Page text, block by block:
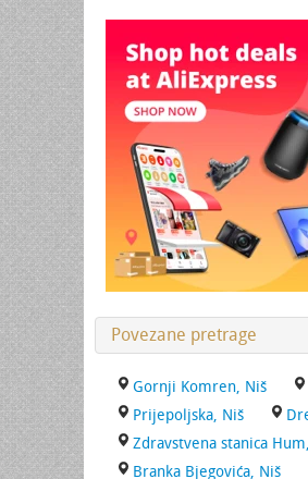
Povezane pretrage
Gornji Komren, Niš
Prijepoljska, Niš
Zdravstvena stanica
Branka Bjegovića, Niš